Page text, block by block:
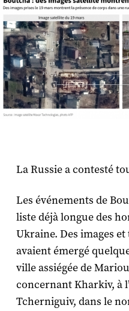
La Russie a contesté
Les événements de
liste déjà longue des
Ukraine. Des images
avaient émergé
ville assiégée de
concernant Kharkiv, à
Tcherniguiv, dans le